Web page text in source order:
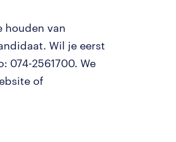
houden van
Wil je eerst
074-2561700. We
of